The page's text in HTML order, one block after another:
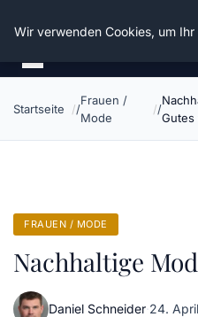
Die Schnitter
Startseite
Frauen /
Mode
Gutes
FRAUEN / MODE
Nachhaltige
Daniel Schneider·24.
Wir verwenden Cookies, um